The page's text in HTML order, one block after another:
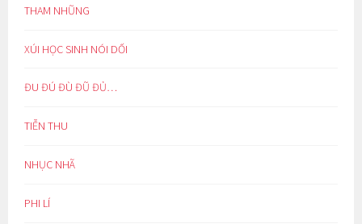
THAM NHŨNG
XÚI HỌC SINH NÓI DỐI
ĐU ĐÚ ĐÙ ĐŨ ĐỦ…
TIỄN THU
NHỤC NHÃ
PHI LÍ